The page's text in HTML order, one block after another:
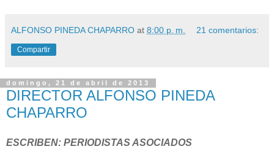
ALFONSO PINEDA CHAPARRO at 8:00 p. m. 21 comentarios:
Compartir
domingo, 21 de abril de 2013
DIRECTOR ALFONSO PINEDA
CHAPARRO
ESCRIBEN: PERIODISTAS ASOCIADOS